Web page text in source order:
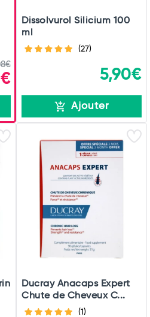
Dissolvurol Silicium 100
ml
(27)
5,90€
Ajouter
Ducray Anacaps Expert
Chute de Cheveux C...
(1)